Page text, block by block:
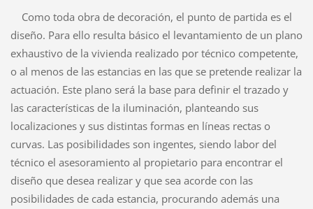
Como toda obra de decoración, el punto de partida es el
diseño. Para ello resulta básico el levantamiento de un plano
exhaustivo de la vivienda realizado por técnico competente,
o al menos de las estancias en las que se pretende realizar la
actuación. Este plano será la base para definir el trazado y
las características de la iluminación, planteando sus
localizaciones y sus distintas formas en líneas rectas o
curvas. Las posibilidades son ingentes, siendo labor del
técnico el asesoramiento al propietario para encontrar el
diseño que desea realizar y que sea acorde con las
posibilidades de cada estancia, procurando además una